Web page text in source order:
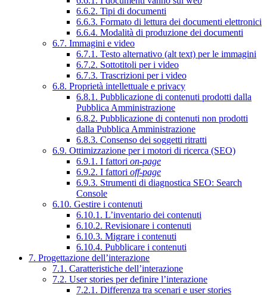
6.6.2. Tipi di documenti
6.6.3. Formato di lettura dei documenti elettronici
6.6.4. Modalità di produzione dei documenti
6.7. Immagini e video
6.7.1. Testo alternativo (alt text) per le immagini
6.7.2. Sottotitoli per i video
6.7.3. Trascrizioni per i video
6.8. Proprietà intellettuale e privacy
6.8.1. Pubblicazione di contenuti prodotti dalla
Pubblica Amministrazione
6.8.2. Pubblicazione di contenuti non prodotti
dalla Pubblica Amministrazione
6.8.3. Consenso dei soggetti ritratti
6.9. Ottimizzazione per i motori di ricerca (SEO)
6.9.1. I fattori on-page
6.9.2. I fattori off-page
6.9.3. Strumenti di diagnostica SEO: Search
Console
6.10. Gestire i contenuti
6.10.1. L’inventario dei contenuti
6.10.2. Revisionare i contenuti
6.10.3. Migrare i contenuti
6.10.4. Pubblicare i contenuti
7. Progettazione dell’interazione
7.1. Caratteristiche dell’interazione
7.2. User stories per definire l’interazione
7.2.1. Differenza tra scenari e user stories